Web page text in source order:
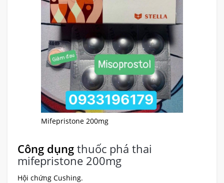
Mifepristone 200mg
Công dụngthuốc phá thai
mifepristone 200mg
Hội chứng Cushing.